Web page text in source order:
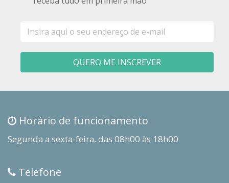
mail
QUERO ME INSCREVER
Horário de funcionamento
Segunda a sexta-feira, das 08h00 às 18h00
Telefone